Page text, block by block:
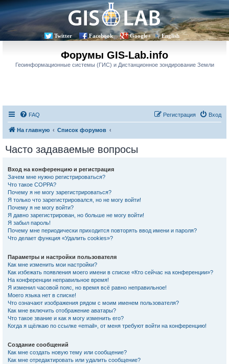
Twitter Facebook Google+ English
Форумы GIS-Lab.info
Геоинформационные системы (ГИС) и Дистанционное зондирование Земли
FAQ Вход
Регистрация
На главную Список форумов
Часто задаваемые вопросы
Вход на конференцию и регистрация
Зачем мне нужно регистрироваться?
Что такое COPPA?
Почему я не могу зарегистрироваться?
Я только что зарегистрировался, но не могу войти!
Почему я не могу войти?
Я давно зарегистрирован, но больше не могу войти!
Я забыл пароль!
Почему мне периодически приходится повторять ввод имени и пароля?
Что делает функция «Удалить cookies»?
Параметры и настройки пользователя
Как мне изменить мои настройки?
Как избежать появления моего имени в списке «Кто сейчас на конференции»?
На конференции неправильное время!
Я изменил часовой пояс, но время всё равно неправильное!
Моего языка нет в списке!
Что означают изображения рядом с моим именем пользователя?
Как мне включить отображение аватары?
Что такое звание и как я могу изменить его?
Когда я щёлкаю по ссылке «email», от меня требуют войти на конференцию!
Создание сообщений
Как мне создать новую тему или сообщение?
Как мне отредактировать или удалить сообщение?